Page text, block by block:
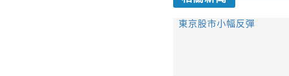
東京股市小幅反彈